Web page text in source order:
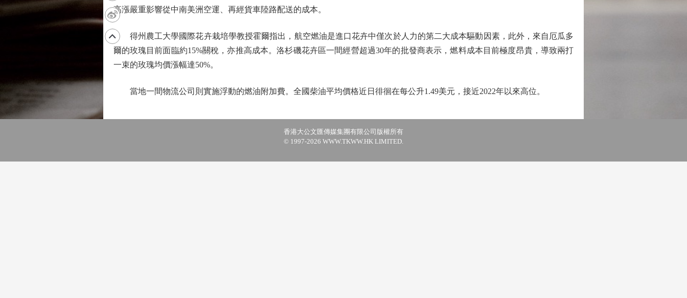
高漲嚴重影響從中南美洲空運、再經貨車陸路配送的成本。
得州農工大學國際花卉栽培學教授霍爾指出，航空燃油是進口花卉中僅次於人力的第二大成本驅動因素，此外，來自厄瓜多
爾的玫瑰目前面臨約15%關稅，亦推高成本。洛杉磯花卉區一間經營超過30年的批發商表示，燃料成本目前極度昂貴，導致兩打
一束的玫瑰均價漲幅達50%。
當地一間物流公司則實施浮動的燃油附加費。全國柴油平均價格近日徘徊在每公升1.49美元，接近2022年以來高位。
香港大公文匯傳媒集團有限公司版權所有
© 1997-2026 WWW.TKWW.HK LIMITED.